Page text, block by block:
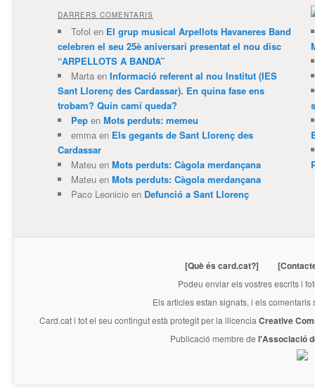
DARRERS COMENTARIS
Tofol en El grup musical Arpellots Havaneres Band
celebren el seu 25è aniversari presentat el nou disc
“ARPELLOTS A BANDA”
Martaen Informació referent al nou Institut (IES
Sant Llorenç des Cardassar). En quina fase ens
trobam? Quin camí queda?
Pepen Mots perduts: memeu
emmaen Els gegants de Sant Llorenç des
Cardassar
Mateuen Mots perduts: Càgola merdançana
Mateuen Mots perduts: Càgola merdançana
Paco Leonicioen Defunció a Sant Llorenç
[Què és card.cat?]
Podeu enviar els vostres escrits i
Els articles estan signats, i els
Card.cati tot el seu contingut està protegit per la llicencia Creative
Publicació membre de l'Associació